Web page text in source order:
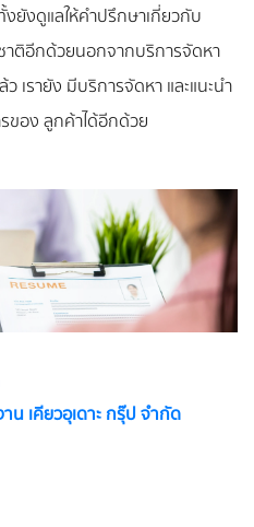
ยังดูแลให้คำปรึกษาเกี่ยวกับ
าติอีกด้วยนอกจากบริการจัดหา
เรายัง มีบริการจัดหา และแนะนำ
อง ลูกค้าได้อีกด้วย
น เคียวอุเดาะ กรุ๊ป จำกัด